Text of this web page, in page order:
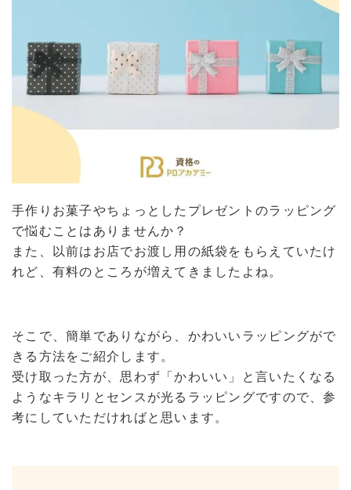
手作りお菓子やちょっとしたプレゼントのラッピング
で悩むことはありませんか？
また、以前はお店でお渡し用の紙袋をもらえていたけ
れど、有料のところが増えてきましたよね。
そこで、簡単でありながら、かわいいラッピングがで
きる方法をご紹介します。
受け取った方が、思わず「かわいい」と言いたくなる
ようなキラリとセンスが光るラッピングですので、参
考にしていただければと思います。